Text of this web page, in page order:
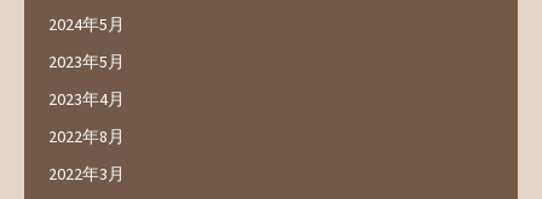
2024年5月
2023年5月
2023年4月
2022年8月
2022年3月